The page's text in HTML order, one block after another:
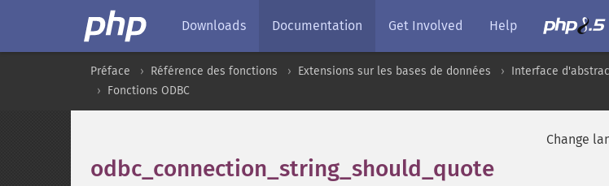
Downloads Documentation Get Involved Help
Préface Référence des fonctions Extensions sur les bases de données Interface
Fonctions ODBC
Change
odbc_connection_string_should_quote